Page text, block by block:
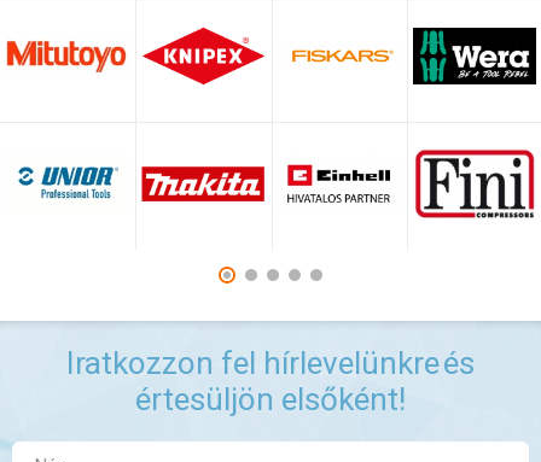
Iratkozzon fel hírlevelünkreés
értesüljön elsőként!